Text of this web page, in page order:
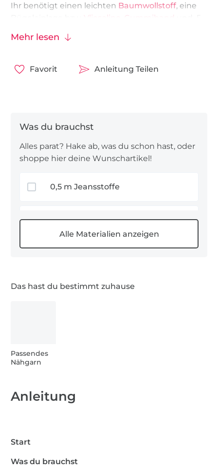
Ihr benötigt einen leichten Baumwollstoff, eine
Vlieseline Gummiband
stehen wie immer in der Materialliste.
In meiner Nähanleitung zeige ich euch einen
Mehr lesen
Favorit Anleitung Teilen
Alles parat? Hake ab, was du schon hast, oder
shoppe hier deine Wunschartikel!
0,5 m Jeansstoffe
0,2 m Popeline
1 m Elastische Bänder
Das hast du bestimmt zuhause
Passendes
Nähgarn
Anleitung
Start
Was du brauchst